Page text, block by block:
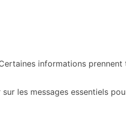
informations prennent
les messages essentiels